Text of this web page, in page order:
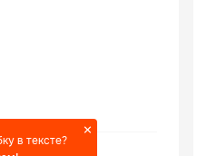
в тексте?